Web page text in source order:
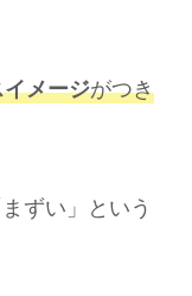
メージがつき
ずい」という